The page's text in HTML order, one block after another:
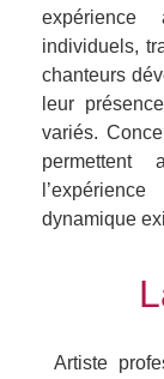
expérience
individuels,
chanteurs
leur
variés.
permettent
dynamique
Artiste